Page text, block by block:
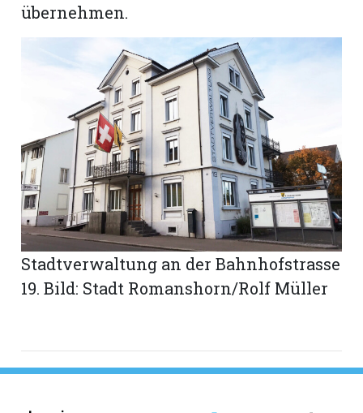
übernehmen.
Stadtverwaltung an der Bahnhofstrasse
19. Bild: Stadt Romanshorn/Rolf Müller